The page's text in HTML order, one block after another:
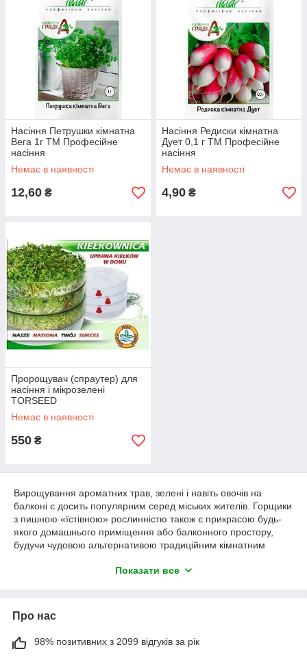
Насіння Петрушки кімнатна
Вега 1г ТМ Професійне
насіння
Немає в наявності
12,60 ₴
Насіння Редиски кімнатна
Дует 0,1 г ТМ Професійне
насіння
Немає в наявності
4,90 ₴
Пророщувач (спраутер) для
насіння і мікрозелені
TORSEED
Немає в наявності
550 ₴
Вирощування ароматних трав, зелені і навіть овочів на
балконі є досить популярним серед міських жителів. Горщики
з пишною «їстівною» рослинністю також є прикрасою будь-
якого домашнього приміщення або балконного простору,
будучи чудовою альтернативою традиційним кімнатним
багаторічних рослин, мікрозелені для вирощування в
прекрасною схожістю, тому посів і посадка не викличе
проблем навіть у новачків.
Насіння мікрозелені, мікрогрін.
Показати все
Про нас
98% позитивних з 2099 відгуків за рік